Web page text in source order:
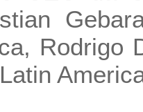
Rodrigo